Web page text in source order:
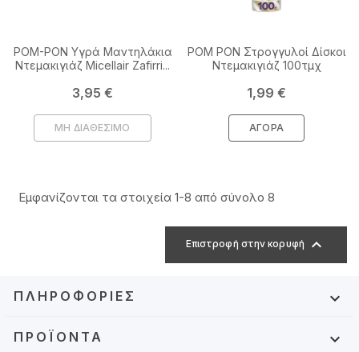
POM-PON Υγρά Μαντηλάκια
Ντεμακιγιάζ Micellair Zafirri...
Τιμή
3,95 €
ΜΗ ΔΙΑΘΕΣΙΜΟ
POM PON Στρογγυλοί Δίσκοι
Ντεμακιγιάζ 100τμχ
Τιμή
1,99 €
ΑΓΟΡΆ
Εμφανίζονται τα στοιχεία 1-8 από σύνολο 8
Επιστροφή στην κορυφή 
ΠΛΗΡΟΦΟΡΊΕΣ 
ΠΡΟΪΌΝΤΑ 